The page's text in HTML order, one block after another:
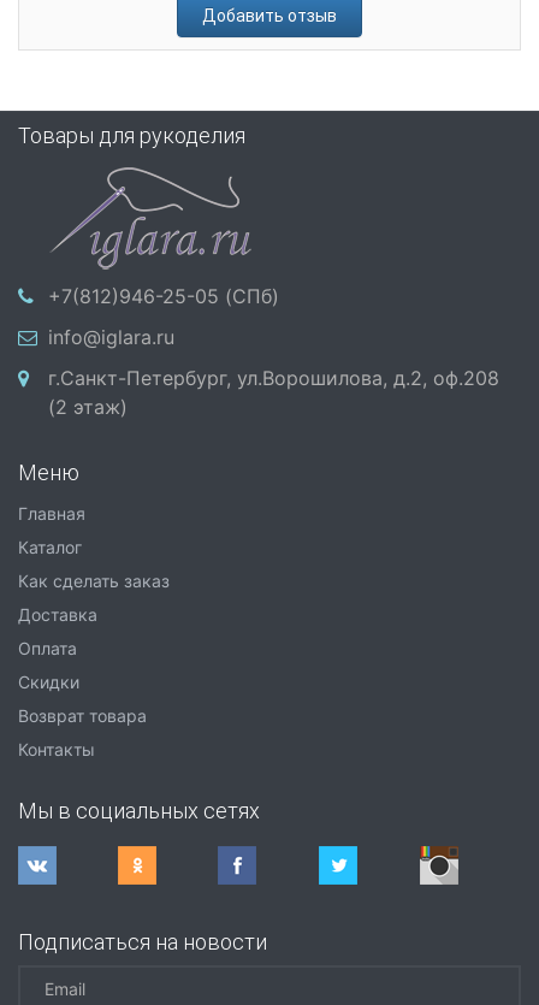
Добавить отзыв
Товары для рукоделия
+7(812)946-25-05 (СПб)
info@iglara.ru
г.Санкт-Петербург, ул.Ворошилова, д.2, оф.208
(2 этаж)
Меню
Главная
Каталог
Как сделать заказ
Доставка
Оплата
Скидки
Возврат товара
Контакты
Мы в социальных сетях
Подписаться на новости